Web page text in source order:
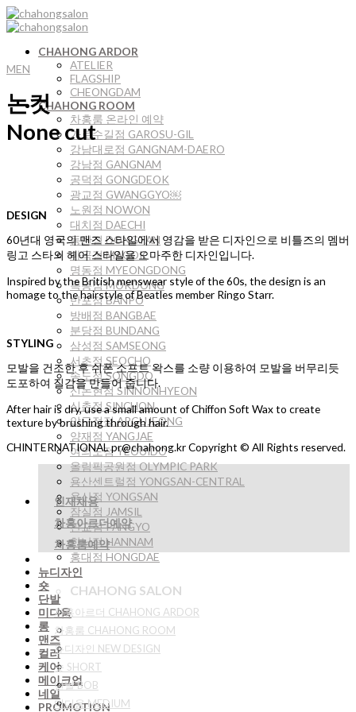
Skip
to
CHAHONG ARDOR
ATELIER
FLAGSHIP
CHEONGDAM
CHAHONG ROOM
차홍룸 온라인 예약
가로수길점 GAROSU-GIL
강남대로점 GANGNAM-DAERO
강남점 GANGNAM
공덕점 GONGDEOK
광교점 GWANGGYO￼
노원점 NOWON
대치점 DAECHI
동탄점 DONGTAN
마곡점 MAGOK
명동점 MYEONGDONG
목동점 MOKDONG
반포점 BANPO
방배점 BANGBAE
분당점 BUNDANG
삼성점 SAMSEONG
서초점 SEOCHO
송도점 SONGDO
신논현점 SINNONHYEON
신촌점 SINCHON
압구정점 APGUJEONG
양재점 YANGJAE
여의도점 YEOUIDO
올림픽공원점 OLYMPIC PARK
용산센트럴점 YONGSAN-CENTRAL
용산점 YONGSAN
잠실점 JAMSIL
판교점 PANGYO
한남점 HANNAM
홍대점 HONGDAE
뉴디자인
숏
단발
미디움
롱
맨즈
컬러
케어
메이크업
네일
PROMOTION
MEN
논컷
None cut
DESIGN
60년대 영국의 맨즈 스타일에서 영감을 받은 디자인으로 비틀즈의 멤버
링고 스타의 헤어 스타일을 오마주한 디자인입니다.
Inspired by the British menswear style of the 60s, the design is an
homage to the hairstyle of Beatles member Ringo Starr.
STYLING
모발을 건조한 후 쉬폰 소프트 왁스를 소량 이용하여 모발을 버무리듯
도포하여 질감을 만들어 줍니다.
After hair is dry, use a small amount of Chiffon Soft Wax to create
texture by brushing through hair.
CHINTERNATIONAL pr@chahong.kr Copyright © All Rights reserved.
인재채용
차홍아르더예약
차홍룸예약
CHAHONG SALON
차홍아르더 CHAHONG ARDOR
차홍룸 CHAHONG ROOM
뉴디자인 NEW DESIGN
숏 SHORT
단발 BOB
미디움 MEDIUM